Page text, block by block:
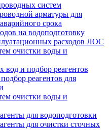
систем
арматуры для
срока
на водоподготовку
расходов ЛОС
очистки воды и
вод и подбор реагентов
реагентов для
очистки воды и
для водоподготовки
для очистки сточных